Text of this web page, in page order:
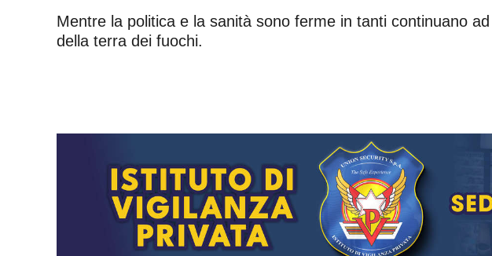
Mentre la politica e la sanità sono ferme in tanti continuano
della terra dei fuochi.